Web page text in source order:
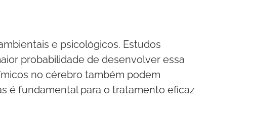
e psicológicos. Estudos
probabilidade de desenvolver essa
no cérebro também podem
é fundamental para o tratamento eficaz